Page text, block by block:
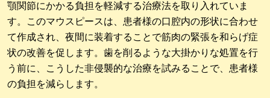
顎関節にかかる負担を軽減する治療法を取り入れていま
す。このマウスピースは、患者様の口腔内の形状に合わせ
て作成され、夜間に装着することで筋肉の緊張を和らげ症
状の改善を促します。歯を削るような大掛かりな処置を行
う前に、こうした非侵襲的な治療を試みることで、患者様
の負担を減らします。